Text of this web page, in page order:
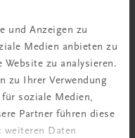
und Anzeigen zu
Medien anbieten zu
zu analysieren.
zu Ihrer Verwendung
soziale Medien,
Partner führen diese
Daten